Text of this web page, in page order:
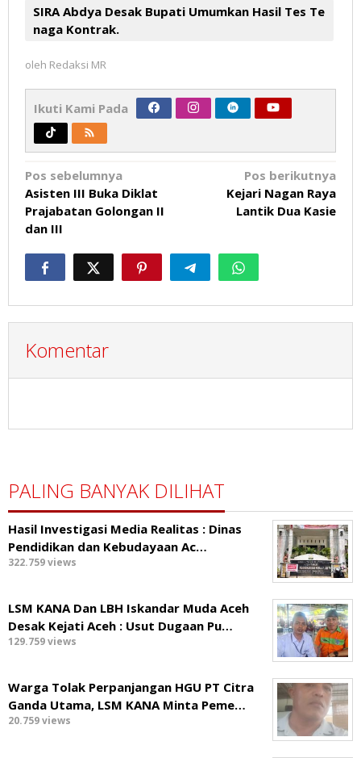
SIRA Abdya Desak Bupati Umumkan Hasil Tes Te
naga Kontrak.
oleh Redaksi MR
Ikuti Kami Pada
Navigasi
pos
Pos sebelumnya
Asisten III Buka Diklat
Prajabatan Golongan II
dan III
Pos berikutnya
Kejari Nagan Raya
Lantik Dua Kasie
Komentar
PALING BANYAK DILIHAT
Hasil Investigasi Media Realitas : ‎Dinas
Pendidikan dan Kebudayaan Ac…
322.759 views
LSM KANA Dan LBH Iskandar Muda Aceh
Desak Kejati Aceh : Usut Dugaan Pu…
129.759 views
Warga Tolak Perpanjangan HGU PT Citra
Ganda Utama, LSM KANA Minta Peme…
20.759 views